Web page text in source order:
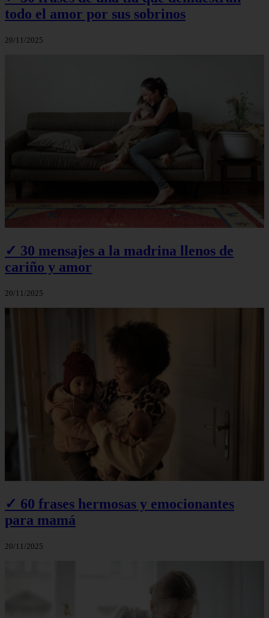
todo el amor por sus sobrinos
20/11/2025
✓ 30 mensajes a la madrina llenos de
cariño y amor
20/11/2025
✓ 60 frases hermosas y emocionantes
para mamá
20/11/2025